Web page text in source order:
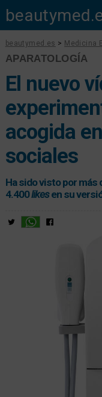
beautymed.es > Medicina
APARATOLOGÍA
El nuevo
acogida
sociales
Ha sido visto por más
4.400likesen su